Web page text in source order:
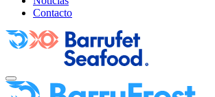
Contacto